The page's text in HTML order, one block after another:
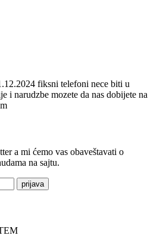
fiksni telefoni nece biti u
i narudzbe mozete da nas dobijete na
a mi ćemo vas obaveštavati o
na sajtu.
prijava